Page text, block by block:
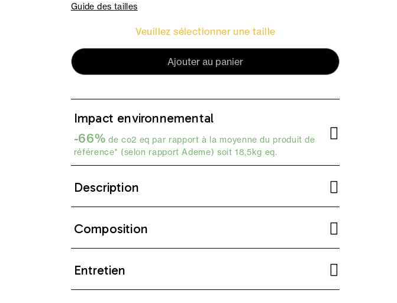
Guide des tailles
Veuillez sélectionner une taille
Ajouter au panier
Impact environnemental
-66% de co2 eq par rapport à la moyenne du produit de
référence* (selon rapport Ademe) soit 18,5kg eq.
Description
Composition
Entretien